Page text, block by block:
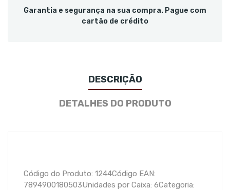
Garantia e segurança na sua compra. Pague com
cartão de crédito
DESCRIÇÃO
DETALHES DO PRODUTO
Código do Produto: 1244Código EAN:
7894900180503Unidades por Caixa: 6Categoria: